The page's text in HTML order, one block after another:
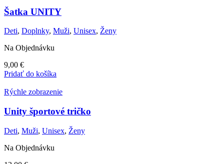
Šatka UNITY
Deti, Doplnky, Muži, Unisex, Ženy
Na Objednávku
9,00 €
Pridať do košíka
Rýchle zobrazenie
Unity športové tričko
Deti, Muži, Unisex, Ženy
Na Objednávku